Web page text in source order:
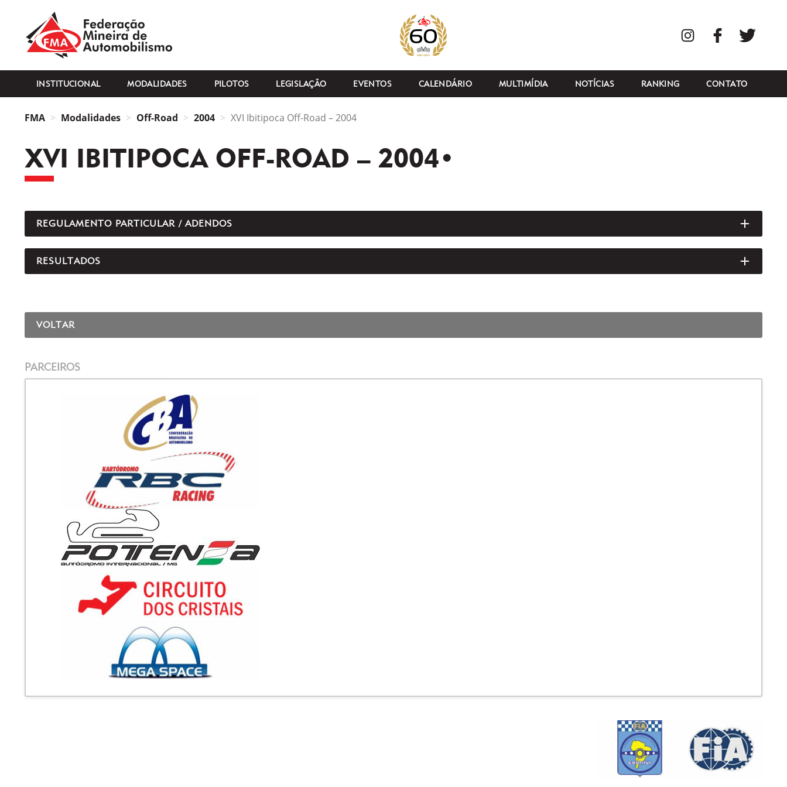
InstagramFacebook
INSTITUCIONAL MODALIDADES PILOTOS LEGISLAÇÃO EVENTOS CALENDÁRIO MULTIMÍDIA NOTÍCIAS RANKING CONTATO
FMA Modalidades Off-Road 2004 XVI Ibitipoca Off-Road – 2004
XVI IBITIPOCA OFF-ROAD – 2004•
REGULAMENTO PARTICULAR / ADENDOS
RESULTADOS
VOLTAR
PARCEIROS